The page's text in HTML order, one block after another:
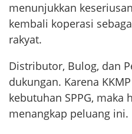
menunjukkan
kembali koperasi
rakyat.
Distributor, Bulog, dan
dukungan. Karena
kebutuhan SPPG, maka
menangkap peluang ini.